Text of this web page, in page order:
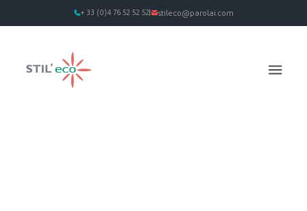
+ 33 (0)4 76 52 52 52 stileco@parolai.com